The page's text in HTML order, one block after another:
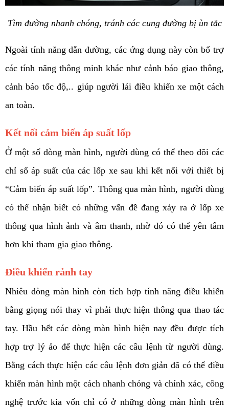
Tìm đường nhanh chóng, tránh các cung đường bị ùn tắc
Ngoài tính năng dẫn đường, các ứng dụng này còn bổ trợ
các tính năng thông minh khác như cảnh báo giao thông,
cảnh báo tốc độ,.. giúp người lái điều khiển xe một cách
an toàn.
Kết nối cảm biến áp suất lốp
Ở một số dòng màn hình, người dùng có thể theo dõi các
chỉ số áp suất của các lốp xe sau khi kết nối với thiết bị
“Cảm biến áp suất lốp”. Thông qua màn hình, người dùng
có thể nhận biết có những vấn đề đang xảy ra ở lốp xe
thông qua hình ảnh và âm thanh, nhờ đó có thể yên tâm
hơn khi tham gia giao thông.
Điều khiển rảnh tay
Nhiêu dòng màn hình còn tích hợp tính năng điều khiển
bằng giọng nói thay vì phải thực hiện thông qua thao tác
tay. Hầu hết các dòng màn hình hiện nay đều được tích
hợp trợ lý ảo để thực hiện các câu lệnh từ người dùng.
Bằng cách thực hiện các câu lệnh đơn giản đã có thể điều
khiển màn hình một cách nhanh chóng và chính xác, công
nghệ trước kia vốn chỉ có ở những dòng màn hình trên